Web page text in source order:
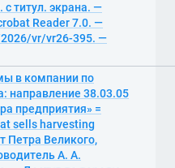
титул. экрана. —
Reader 7.0. —
vr/vr26-395. —
в компании по
направление 38.03.05
предприятия» =
sells harvesting
Петра Великого,
А. А.